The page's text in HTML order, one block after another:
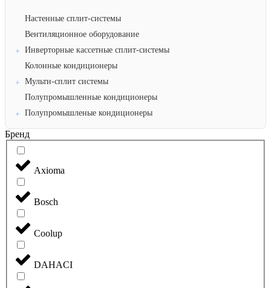
Настенные сплит-системы
Вентиляционное оборудование
Инверторные кассетные сплит-системы
Колонные кондиционеры
Мульти-сплит системы
Полупромышленные кондиционеры
Полупромышленые кондиционеры
Бренд
Axioma
Bosch
Coolup
DAHACI